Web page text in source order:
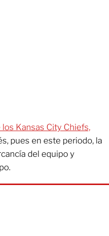
Kansas City Chiefs,
pues en este periodo, la
del equipo y